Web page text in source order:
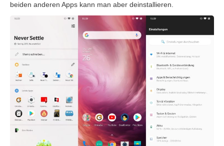
beiden anderen Apps kann man aber deinstallieren.